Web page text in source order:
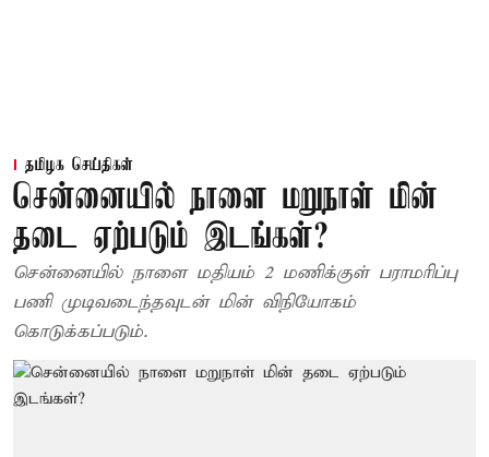
தமிழக செய்திகள்
சென்னையில் நாளை மறுநாள் மின்
தடை ஏற்படும் இடங்கள்?
சென்னையில் நாளை மதியம் 2 மணிக்குள் பராமரிப்பு
பணி முடிவடைந்தவுடன் மின் விநியோகம்
கொடுக்கப்படும்.